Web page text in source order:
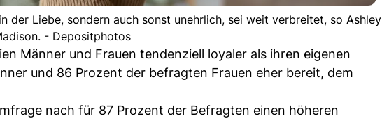
der Liebe, sondern auch sonst unehrlich, sei weit verbreitet, so Ashley
- Depositphotos
Männer und Frauen tendenziell loyaler als ihren eigenen
und 86 Prozent der befragten Frauen eher bereit, dem
nach für 87 Prozent der Befragten einen höheren